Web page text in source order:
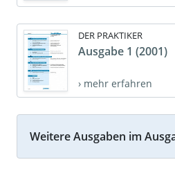
DER PRAKTIKER
Ausgabe 1 (2001)
› mehr erfahren
Weitere Ausgaben im